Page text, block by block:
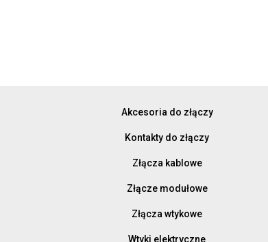
Akcesoria do złączy
Kontakty do złączy
Złącza kablowe
Złącze modułowe
Złącza wtykowe
Wtyki elektryczne